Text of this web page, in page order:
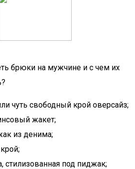
брюки на мужчине и с чем их
чуть свободный крой оверсайз;
жакет;
из денима;
стилизованная под пиджак;